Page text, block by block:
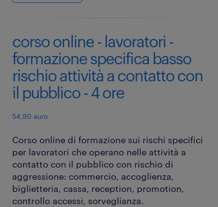
corso online - lavoratori -
formazione specifica basso
rischio attività a contatto con
il pubblico - 4 ore
54,90 euro
Corso online di formazione sui rischi specifici
per lavoratori che operano nelle attività a
contatto con il pubblico con rischio di
aggressione: commercio, accoglienza,
biglietteria, cassa, reception, promotion,
controllo accessi, sorveglianza.